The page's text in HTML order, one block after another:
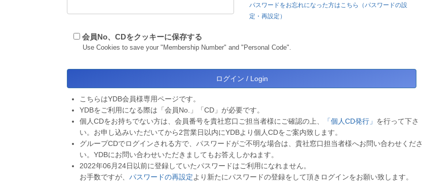
パスワードをお忘れになった方はこちら（パスワードの設
定・再設定）
会員No、CDをクッキーに保存する
Use Cookies to save your "Membership Number" and "Personal Code".
こちらはYDB会員様専用ページです。
YDBをご利用になる際は「会員No.」「CD」が必要です。
個人CDをお持ちでない方は、会員番号を貴社窓口ご担当者様にご確認の上、
「個人CD発行」 を行って下さ
い。お申し込みいただいてから2営業日以内にYDBより個人CDをご案内致します。
グループCDでログインされる方で、パスワードがご不明な場合は、貴社窓口担当者様へお問い合わせくださ
い。YDBにお問い合わせいただきましてもお答えしかねます。
2022年06月24日以前に登録していたパスワードはご利用になれません。
お手数ですが、 パスワードの再設定より新たにパスワードの登録をして頂きログインをお願い致します。